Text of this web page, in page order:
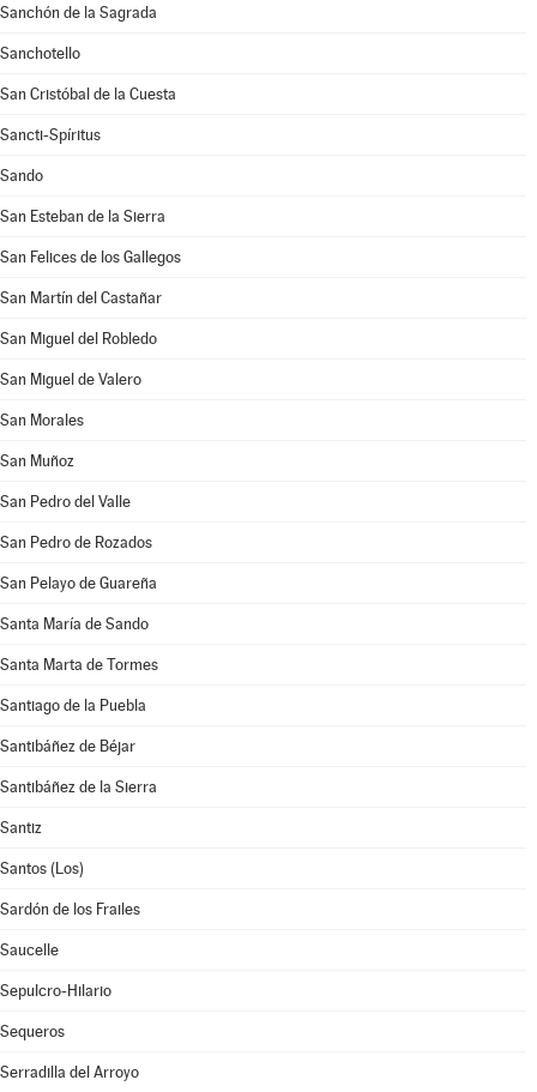
Sanchón de la Sagrada
Sanchotello
San Cristóbal de la Cuesta
Sancti-Spíritus
Sando
San Esteban de la Sierra
San Felices de los Gallegos
San Martín del Castañar
San Miguel del Robledo
San Miguel de Valero
San Morales
San Muñoz
San Pedro del Valle
San Pedro de Rozados
San Pelayo de Guareña
Santa María de Sando
Santa Marta de Tormes
Santiago de la Puebla
Santibáñez de Béjar
Santibáñez de la Sierra
Santiz
Santos (Los)
Sardón de los Frailes
Saucelle
Sepulcro-Hilario
Sequeros
Serradilla del Arroyo